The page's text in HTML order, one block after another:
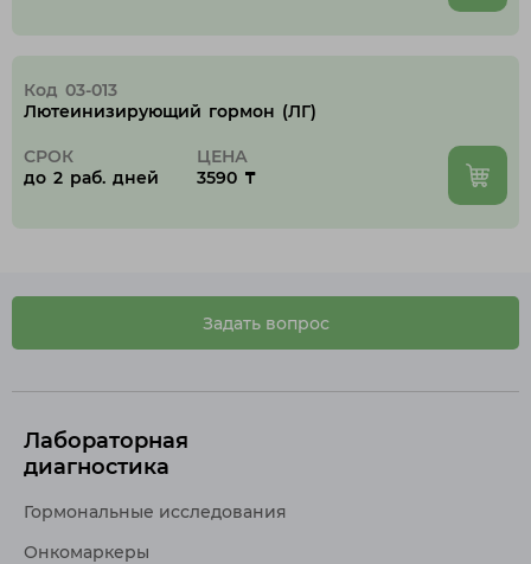
Код 03-013
Лютеинизирующий гормон (ЛГ)
СРОК
до 2 раб. дней
ЦЕНА
3590 ₸
Задать вопрос
Лабораторная
диагностика
Гормональные исследования
Онкомаркеры